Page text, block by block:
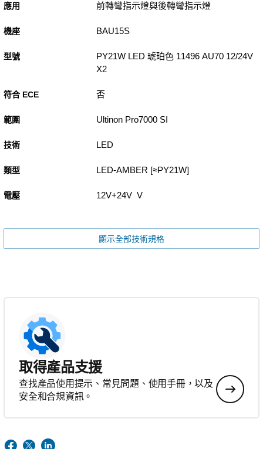
應用 前轉彎指示燈與後轉彎指示燈
機座 BAU15S
型號
PY21W LED 琥珀色 11496 AU70 12/24V
X2
符合 ECE 否
範圍 Ultinon Pro7000 SI
技術 LED
類型 LED-AMBER [≈PY21W]
電壓 12V+24V V
顯示全部技術規格
取得產品支援
查找產品使用提示、常見問題、使用手冊，以及
安全和合規資訊。